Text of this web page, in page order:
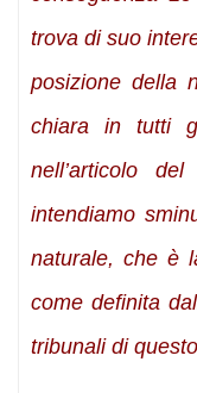
trova di suo
posizione della
chiara in tutti
nell’articolo
intendiamo
naturale, che è
come definita
tribunali di